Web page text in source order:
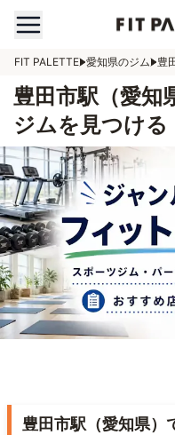
FIT PALETTE 愛知県のジム 豊
豊田市駅（愛知
ジムを見つける
豊田市駅（愛知県）